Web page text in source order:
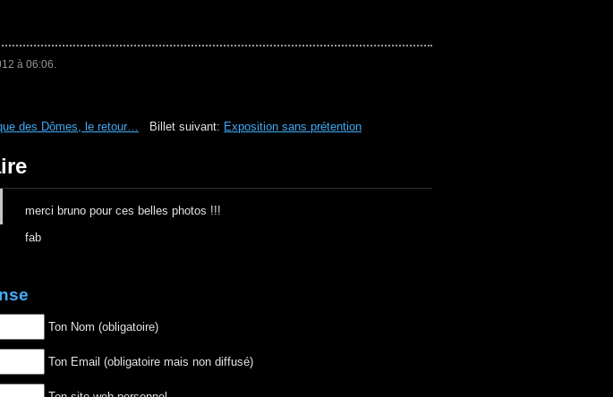
à 06:06.
des Dômes, le retour… Billet suivant: Exposition sans prétention
merci bruno pour ces belles photos !!!
fab
Ton Nom (obligatoire)
Ton Email (obligatoire mais non diffusé)